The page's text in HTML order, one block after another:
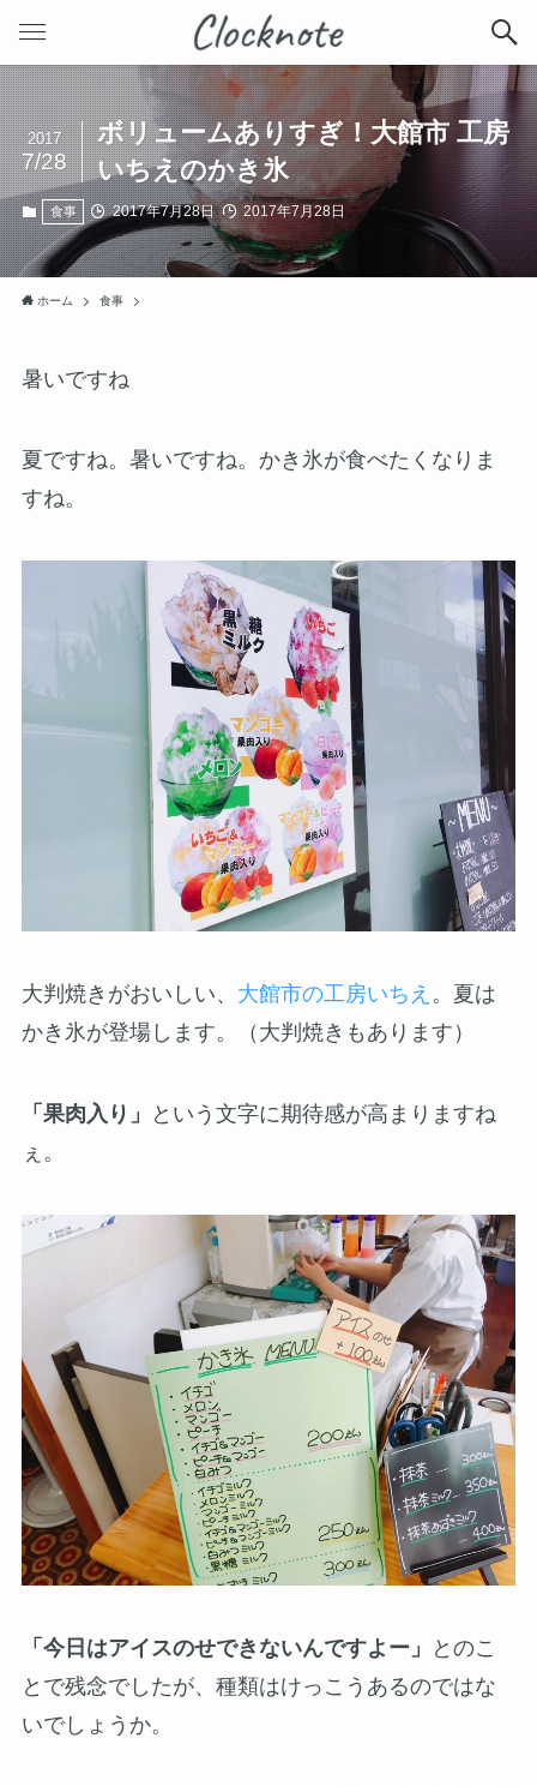
ボリュームありすぎ！大館市 工房
いちえのかき氷
2017
7/28
食事 2017年7月28日 2017年7月28日
ホーム 食事
暑いですね
夏ですね。暑いですね。かき氷が食べたくなりま
すね。
大判焼きがおいしい、 大館市の工房いちえ 。夏は
かき氷が登場します。（大判焼きもあります）
「果肉入り」
という文字に期待感が高まりますね
ぇ。
「今日はアイスのせできないんですよー」
とのこ
とで残念でしたが、種類はけっこうあるのではな
いでしょうか。